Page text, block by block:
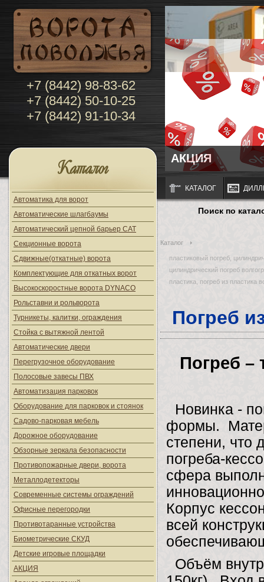
+7 (8442) 98-83-62
+7 (8442) 50-10-25
+7 (8442) 91-10-34
АКЦИЯ
Каталог
Автоматика для ворот
Автоматические шлагбаумы
Автоматический цепной барьер CAT
Секционные ворота
Сдвижные(откатные) ворота
Комплектующие для откатных ворот
Высокоскоростные ворота DYNACO
Рольставни и рольворота
Турникеты, калитки, ограждения
Стойка с вытяжной лентой
Автоматические двери
Перегрузочное оборудование
Полосовые завесы ПВХ
Автоматизация парковок
Оборудование для парковок и стоянок
Садово-парковая мебель
Дорожное оборудование
Обзорные зеркала безопасности
Противопожарные двери, ворота
Металлодетекторы
Современные системы ограждений
Офисные перегородки
Противотаранные устройства
Биометрические СКУД
Детские игровые площадки
АКЦИЯ
КАТАЛОГ
Поиск по
Каталог
пластиковый погреб,
цилиндрический погреб
пластика, погреб из пластика
Погреб
Погреб –
Новинка -
формы.
степени, что
погреба-
сфера
Корпус
всей
Объём